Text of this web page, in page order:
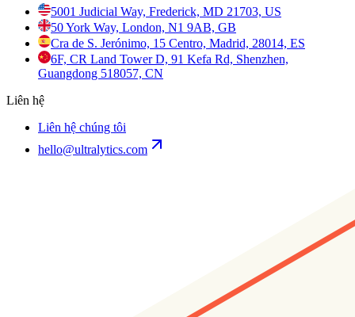
5001 Judicial Way, Frederick, MD 21703, US
50 York Way, London, N1 9AB, GB
Cra de S. Jerónimo, 15 Centro, Madrid, 28014, ES
6F, CR Land Tower D, 91 Kefa Rd, Shenzhen,
Guangdong 518057, CN
Liên hệ
Liên hệ chúng tôi
hello@ultralytics.com